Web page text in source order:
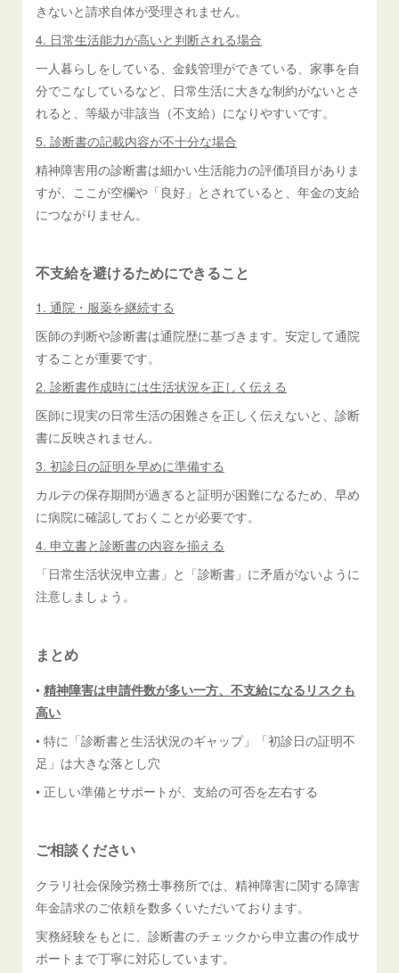
きないと請求自体が受理されません。
4. 日常生活能力が高いと判断される場合
一人暮らしをしている、金銭管理ができている、家事を自
分でこなしているなど、日常生活に大きな制約がないとさ
れると、等級が非該当（不支給）になりやすいです。
5. 診断書の記載内容が不十分な場合
精神障害用の診断書は細かい生活能力の評価項目がありま
すが、ここが空欄や「良好」とされていると、年金の支給
につながりません。
不支給を避けるためにできること
1. 通院・服薬を継続する
医師の判断や診断書は通院歴に基づきます。安定して通院
することが重要です。
2. 診断書作成時には生活状況を正しく伝える
医師に現実の日常生活の困難さを正しく伝えないと、診断
書に反映されません。
3. 初診日の証明を早めに準備する
カルテの保存期間が過ぎると証明が困難になるため、早め
に病院に確認しておくことが必要です。
4. 申立書と診断書の内容を揃える
「日常生活状況申立書」と「診断書」に矛盾がないように
注意しましょう。
まとめ
•精神障害は申請件数が多い一方、不支給になるリスクも
高い
• 特に「診断書と生活状況のギャップ」「初診日の証明不
足」は大きな落とし穴
• 正しい準備とサポートが、支給の可否を左右する
ご相談ください
クラリ社会保険労務士事務所では、精神障害に関する障害
年金請求のご依頼を数多くいただいております。
実務経験をもとに、診断書のチェックから申立書の作成サ
ポートまで丁寧に対応しています。